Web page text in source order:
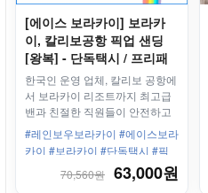
[에이스 보라카이] 보라카
이, 칼리보공항 픽업 샌딩
[왕복] - 단독택시 / 프리패
스
한국인 운영 업체, 칼리보 공항에
서 보라카이 리조트까지 최고급
밴과 친절한 직원들이 안전하고
편안하게 모십니다.
#레인보우보라카이 #에이스보라
카이 #보라카이 #단독택시 #픽
업샌딩 #왕복 #칼리보공항 #보
라카이리조트 #한인업체 #최고
70,560원 63,000원